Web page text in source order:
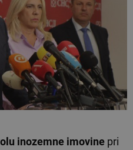
inozemne imovine pri